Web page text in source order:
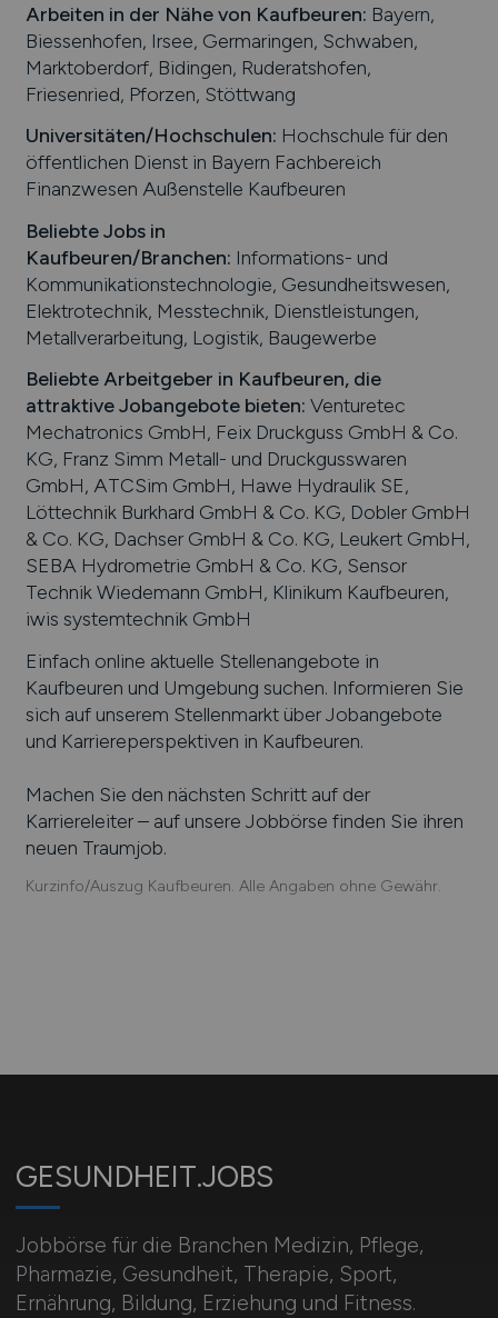
Arbeiten in der Nähe von Kaufbeuren: Bayern,
Biessenhofen, Irsee, Germaringen, Schwaben,
Marktoberdorf, Bidingen, Ruderatshofen,
Friesenried, Pforzen, Stöttwang
Universitäten/Hochschulen: Hochschule für den
öffentlichen Dienst in Bayern Fachbereich
Finanzwesen Außenstelle Kaufbeuren
Beliebte Jobs in
Kaufbeuren/Branchen: Informations- und
Kommunikationstechnologie, Gesundheitswesen,
Elektrotechnik, Messtechnik, Dienstleistungen,
Metallverarbeitung, Logistik, Baugewerbe
Beliebte Arbeitgeber in Kaufbeuren, die
attraktive Jobangebote bieten: Venturetec
Mechatronics GmbH, Feix Druckguss GmbH & Co.
KG, Franz Simm Metall- und Druckgusswaren
GmbH, ATCSim GmbH, Hawe Hydraulik SE,
Löttechnik Burkhard GmbH & Co. KG, Dobler GmbH
& Co. KG, Dachser GmbH & Co. KG, Leukert GmbH,
SEBA Hydrometrie GmbH & Co. KG, Sensor
Technik Wiedemann GmbH, Klinikum Kaufbeuren,
iwis systemtechnik GmbH
Einfach online aktuelle Stellenangebote in
Kaufbeuren und Umgebung suchen. Informieren Sie
sich auf unserem Stellenmarkt über Jobangebote
und Karriereperspektiven in Kaufbeuren.
Machen Sie den nächsten Schritt auf der
Karriereleiter – auf unsere Jobbörse finden Sie ihren
neuen Traumjob.
Kurzinfo/Auszug Kaufbeuren. Alle Angaben ohne Gewähr.
GESUNDHEIT.JOBS
Jobbörse für die Branchen Medizin, Pflege,
Pharmazie, Gesundheit, Therapie, Sport,
Ernährung, Bildung, Erziehung und Fitness.